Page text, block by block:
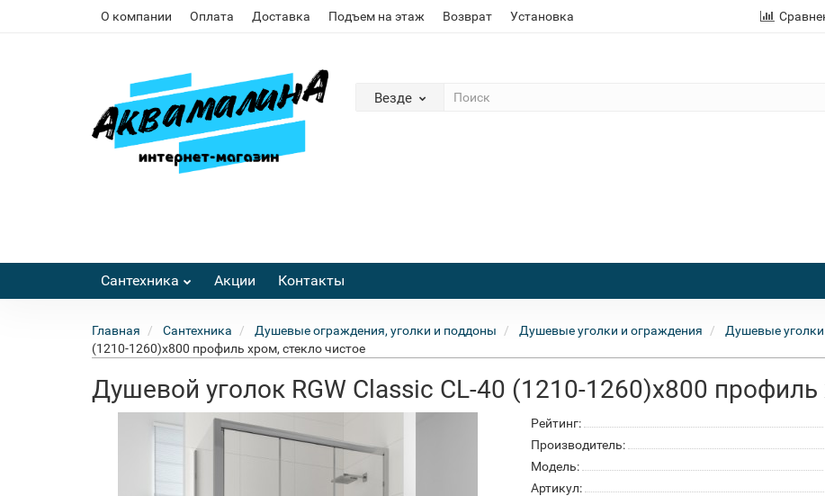
О компании Оплата Доставка Подъем на этаж Возврат Установка
Везде
Сантехника Акции Контакты
Главная Сантехника Душевые ограждения, уголки и поддоны Душевые уголки и ограждения Душевые уголки
(1210-1260)х800 профиль хром, стекло чистое
Душевой уголок RGW Classic CL-40 (1210-1260)х800 профиль
Рейтинг:
Производитель:
Модель:
Артикул: